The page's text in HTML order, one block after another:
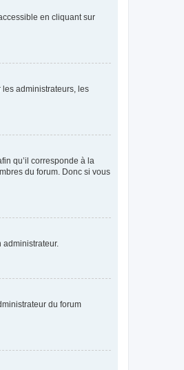
en cliquant sur
les administrateurs, les
qu’il corresponde à la
du forum. Donc si vous
du forum